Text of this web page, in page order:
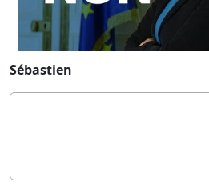
Sébastien